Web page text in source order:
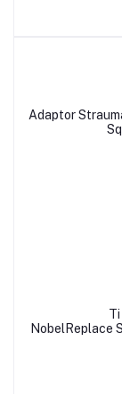
Adaptor
NobelReplace